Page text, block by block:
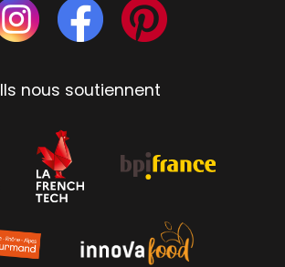
Ils nous soutiennent